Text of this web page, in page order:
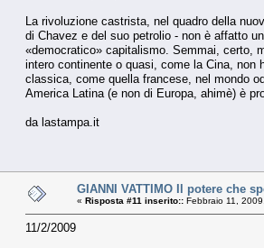
La rivoluzione castrista, nel quadro della
di Chavez e del suo petrolio - non è affatto
«democratico» capitalismo. Semmai, certo,
intero continente o quasi, come la Cina, non
classica, come quella francese, nel mondo
America Latina (e non di Europa, ahimè) è
da lastampa.it
GIANNI VATTIMO Il potere che
« Risposta #11 inserito:: Febbraio 11,
11/2/2009